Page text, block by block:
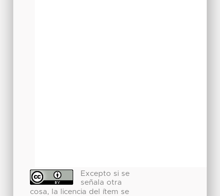
Excepto si se
señala otra
cosa, la licencia del ítem se